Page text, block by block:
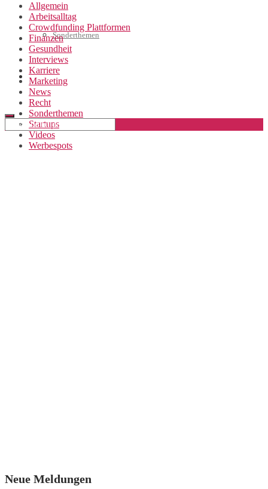
Sonderthemen
Geschäftskonto eröffnen
Allgemein
Arbeitsalltag
Crowdfunding Plattformen
Finanzen
Gesundheit
Interviews
Karriere
Marketing
News
Recht
Sonderthemen
Startups
Videos
Werbespots
Neue Meldungen